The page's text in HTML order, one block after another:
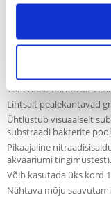
loomuliku toidu,
Üksikasjad
Vähendab looduslikult
Vähendab nähtavalt
Lihtsalt pealekantavad
Ühtlustub visuaalselt
substraadi bakterite
Pikaajaline
akvaariumi tingimustest).
Võib kasutada üks kord
Nähtava mõju